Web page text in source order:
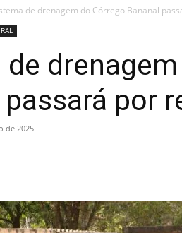
de drenagem do Córrego Bananal
por
de 2025